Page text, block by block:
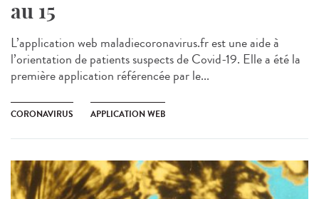
au 15
L’application web maladiecoronavirus.fr est une aide à
l’orientation de patients suspects de Covid-19. Elle a été la
première application référencée par le...
CORONAVIRUS APPLICATION WEB